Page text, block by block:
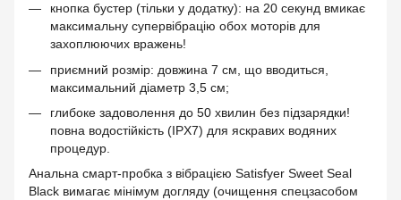
кнопка бустер (тільки у додатку): на 20 секунд вмикає
максимальну супервібрацію обох моторів для
захоплюючих вражень!
приємний розмір: довжина 7 см, що вводиться,
максимальний діаметр 3,5 см;
глибоке задоволення до 50 хвилин без підзарядки!
повна водостійкість (IPX7) для яскравих водяних
процедур.
Анальна смарт-пробка з вібрацією Satisfyer Sweet Seal
Black вимагає мінімум догляду (очищення спецзасобом